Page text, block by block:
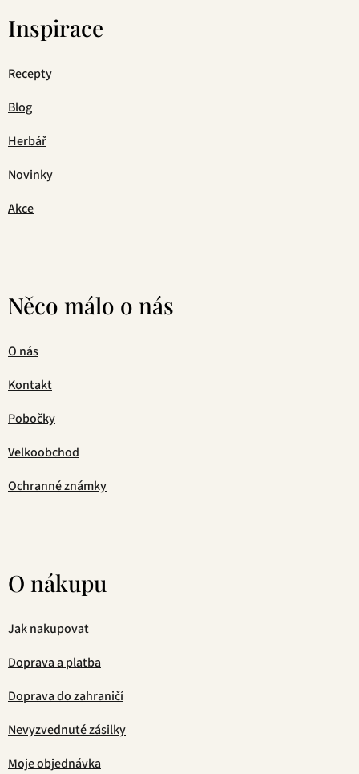
Inspirace
Recepty
Blog
Herbář
Novinky
Akce
Něco málo o nás
O nás
Kontakt
Pobočky
Velkoobchod
Ochranné známky
O nákupu
Jak nakupovat
Doprava a platba
Doprava do zahraničí
Nevyzvednuté zásilky
Moje objednávka